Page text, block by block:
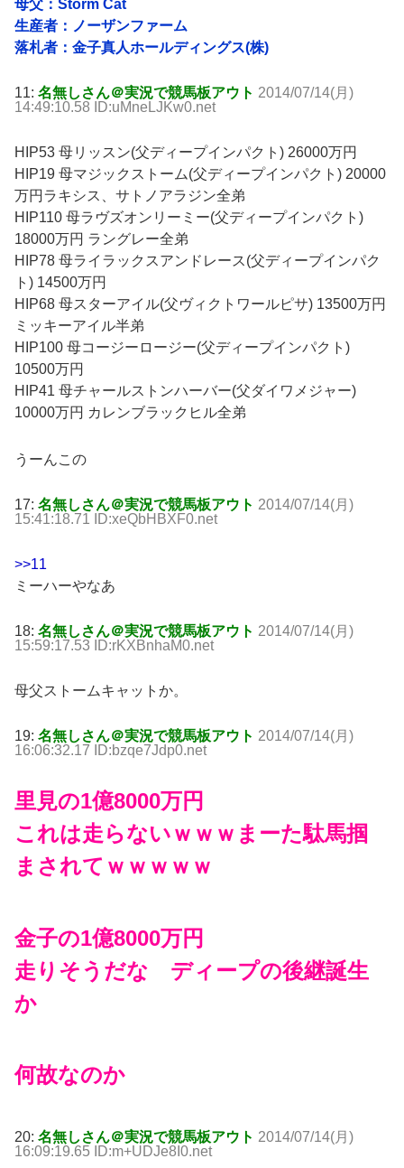
母父：Storm Cat
生産者：ノーザンファーム
落札者：金子真人ホールディングス(株)
11: 名無しさん＠実況で競馬板アウト 2014/07/14(月)
14:49:10.58 ID:uMneLJKw0.net
HIP53 母リッスン(父ディープインパクト) 26000万円
HIP19 母マジックストーム(父ディープインパクト) 20000
万円ラキシス、サトノアラジン全弟
HIP110 母ラヴズオンリーミー(父ディープインパクト)
18000万円 ラングレー全弟
HIP78 母ライラックスアンドレース(父ディープインパク
ト) 14500万円
HIP68 母スターアイル(父ヴィクトワールピサ) 13500万円
ミッキーアイル半弟
HIP100 母コージーロージー(父ディープインパクト)
10500万円
HIP41 母チャールストンハーバー(父ダイワメジャー)
10000万円 カレンブラックヒル全弟
うーんこの
17: 名無しさん＠実況で競馬板アウト 2014/07/14(月)
15:41:18.71 ID:xeQbHBXF0.net
>>11
ミーハーやなあ
18: 名無しさん＠実況で競馬板アウト 2014/07/14(月)
15:59:17.53 ID:rKXBnhaM0.net
母父ストームキャットか。
19: 名無しさん＠実況で競馬板アウト 2014/07/14(月)
16:06:32.17 ID:bzqe7Jdp0.net
里見の1億8000万円
これは走らないｗｗｗまーた駄馬掴
まされてｗｗｗｗｗ
金子の1億8000万円
走りそうだな ディープの後継誕生
か
何故なのか
20: 名無しさん＠実況で競馬板アウト 2014/07/14(月)
16:09:19.65 ID:m+UDJe8I0.net